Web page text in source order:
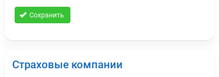
Сохранить
Страховые компании